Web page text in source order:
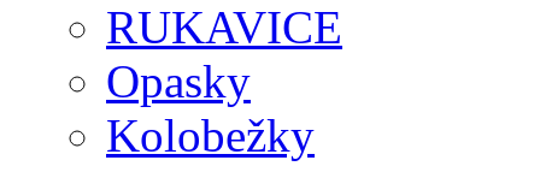
RUKAVICE
Opasky
Kolobežky